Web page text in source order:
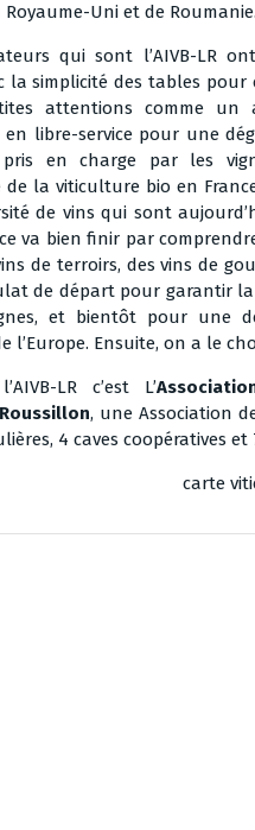
Uni et de
qui sont l’AIVB-LR
la simplicité des tables
attentions comme un
libre-service pour une
pris en charge par les
de la viticulture bio en
de vins qui sont
va bien finir par
de terroirs, des vins de
de départ pour garantir
et bientôt pour une
l’Europe. Ensuite, on a le
LR c’est L’
, une Association
4 caves coopératives